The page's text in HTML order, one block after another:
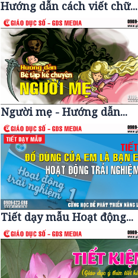
Hướng dẫn cách viết chữ...
Người mẹ - Hướng dẫn...
Tiết dạy mẫu Hoạt động...